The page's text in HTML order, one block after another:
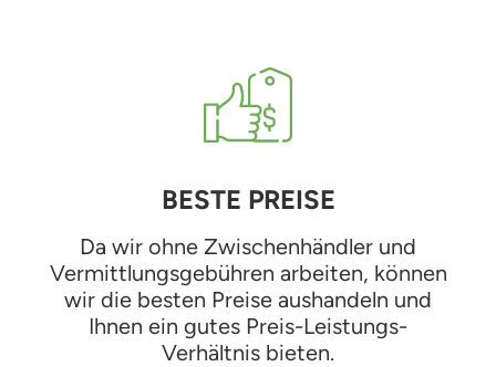
BESTE PREISE
Da wir ohne Zwischenhändler und
Vermittlungsgebühren arbeiten, können
wir die besten Preise aushandeln und
Ihnen ein gutes Preis-Leistungs-
Verhältnis bieten.